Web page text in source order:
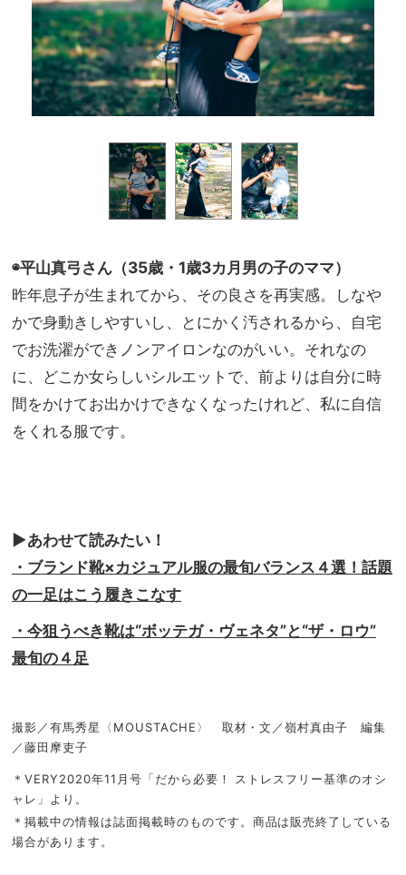
◉平山真弓さん（35歳・1歳3カ月男の子のママ）
昨年息子が生まれてから、その良さを再実感。しなや
かで身動きしやすいし、とにかく汚されるから、自宅
でお洗濯ができノンアイロンなのがいい。それなの
に、どこか女らしいシルエットで、前よりは自分に時
間をかけてお出かけできなくなったけれど、私に自信
をくれる服です。
▶︎あわせて読みたい！
・ブランド靴×カジュアル服の最旬バランス４選！話題
の一足はこう履きこなす
・今狙うべき靴は“ボッテガ・ヴェネタ”と“ザ・ロウ”
最旬の４足
撮影／有馬秀星〈MOUSTACHE〉 取材・文／嶺村真由子 編集
／藤田摩吏子
＊VERY2020年11月号「だから必要！ ストレスフリー基準のオシ
ャレ」より。
＊掲載中の情報は誌面掲載時のものです。商品は販売終了している
場合があります。